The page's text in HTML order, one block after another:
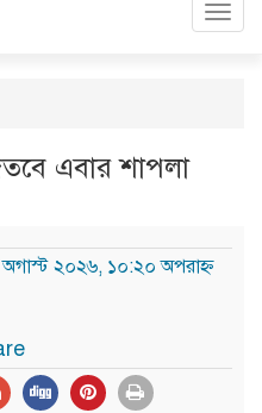
এবার শাপলা
২০২৬, ১০:২০ অপরাহ্ন